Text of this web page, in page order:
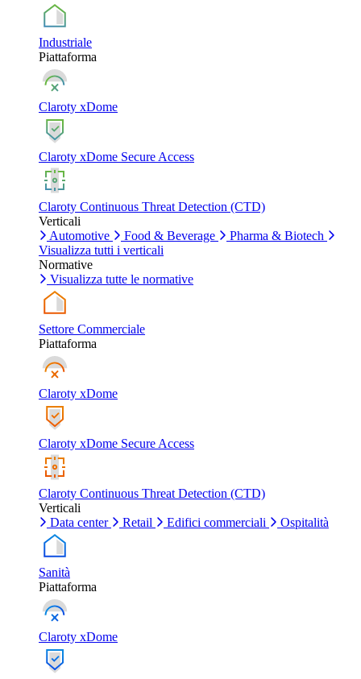
Industriale
Piattaforma
Claroty xDome
Claroty xDome Secure Access
Claroty Continuous Threat Detection (CTD)
Verticali
Automotive
Food & Beverage
Pharma & Biotech
Visualizza tutti i verticali
Normative
Visualizza tutte le normative
Settore Commerciale
Piattaforma
Claroty xDome
Claroty xDome Secure Access
Claroty Continuous Threat Detection (CTD)
Verticali
Data center
Retail Edifici commerciali Ospitalità
Sanità
Piattaforma
Claroty xDome